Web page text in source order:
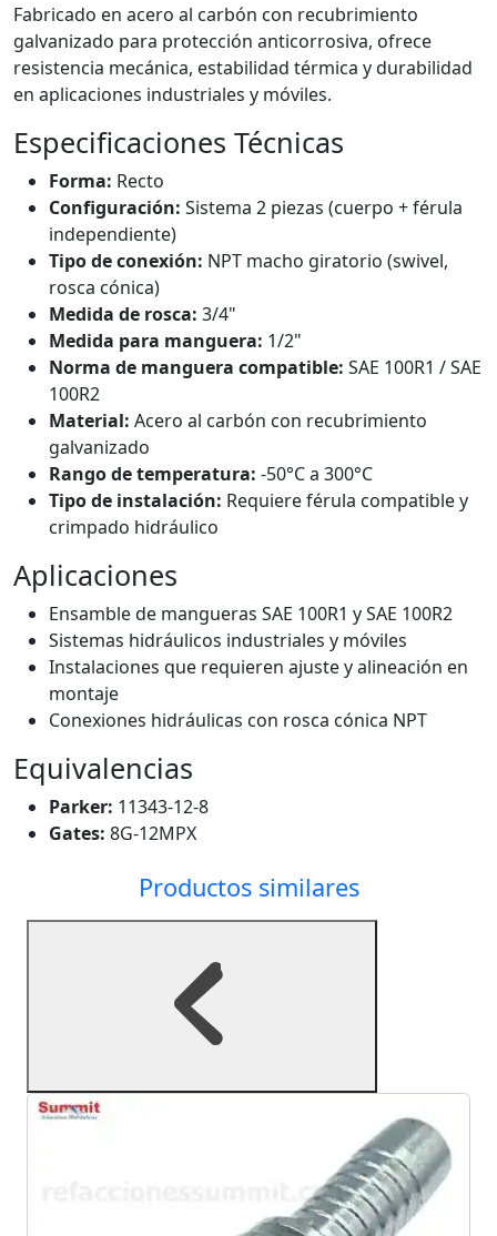
Fabricado en acero al carbón con recubrimiento
galvanizado para protección anticorrosiva, ofrece
resistencia mecánica, estabilidad térmica y durabilidad
en aplicaciones industriales y móviles.
Especificaciones Técnicas
Forma: Recto
Configuración: Sistema 2 piezas (cuerpo + férula
independiente)
Tipo de conexión: NPT macho giratorio (swivel,
rosca cónica)
Medida de rosca: 3/4"
Medida para manguera: 1/2"
Norma de manguera compatible: SAE 100R1 / SAE
100R2
Material: Acero al carbón con recubrimiento
galvanizado
Rango de temperatura: -50°C a 300°C
Tipo de instalación: Requiere férula compatible y
crimpado hidráulico
Aplicaciones
Ensamble de mangueras SAE 100R1 y SAE 100R2
Sistemas hidráulicos industriales y móviles
Instalaciones que requieren ajuste y alineación en
montaje
Conexiones hidráulicas con rosca cónica NPT
Equivalencias
Parker: 11343-12-8
Gates: 8G-12MPX
Productos similares